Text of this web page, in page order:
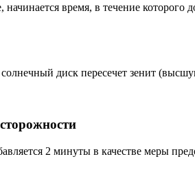
начинается время, в течение
диск пересечет зенит
2 минуты в качестве меры